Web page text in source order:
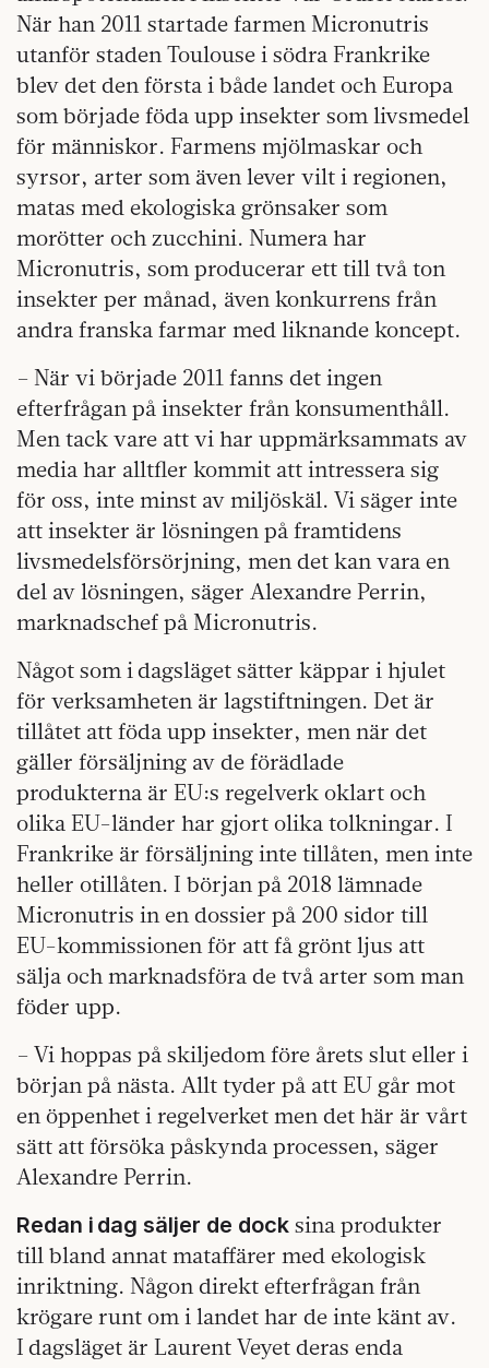
När han 2011 startade farmen Micronutris
utanför staden Toulouse i södra Frankrike
blev det den första i både landet och Europa
som började föda upp insekter som livsmedel
för människor. Farmens mjölmaskar och
syrsor, arter som även lever vilt i regionen,
matas med ekologiska grönsaker som
morötter och zucchini. Numera har
Micronutris, som producerar ett till två ton
insekter per månad, även konkurrens från
andra franska farmar med liknande koncept.
– När vi började 2011 fanns det ingen
efterfrågan på insekter från konsumenthåll.
Men tack vare att vi har uppmärksammats av
media har alltfler kommit att intressera sig
för oss, inte minst av miljöskäl. Vi säger inte
att insekter är lösningen på framtidens
livsmedelsförsörjning, men det kan vara en
del av lösningen, säger Alexandre Perrin,
marknadschef på Micronutris.
Något som i dagsläget sätter käppar i hjulet
för verksamheten är lagstiftningen. Det är
tillåtet att föda upp insekter, men när det
gäller försäljning av de förädlade
produkterna är EU:s regelverk oklart och
olika EU-länder har gjort olika tolkningar. I
Frankrike är försäljning inte tillåten, men inte
heller otillåten. I början på 2018 lämnade
Micronutris in en dossier på 200 sidor till
EU-kommissionen för att få grönt ljus att
sälja och marknadsföra de två arter som man
föder upp.
– Vi hoppas på skiljedom före årets slut eller i
början på nästa. Allt tyder på att EU går mot
en öppenhet i regelverket men det här är vårt
sätt att försöka påskynda processen, säger
Alexandre Perrin.
Redan i dag säljer de dock sina produkter
till bland annat mataffärer med ekologisk
inriktning. Någon direkt efterfrågan från
krögare runt om i landet har de inte känt av.
I dagsläget är Laurent Veyet deras enda